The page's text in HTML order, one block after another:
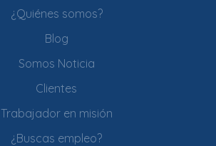
¿Quiénes somos?
Blog
Somos Noticia
Clientes
Trabajador en misión
¿Buscas empleo?